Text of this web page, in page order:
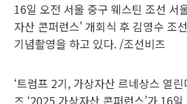
16일 오전 서울 중구 웨스틴 조선 서
자산 콘퍼런스' 개회식 후 김영수 조
기념촬영을 하고 있다. /조선비즈
‘트럼프 2기, 가상자산 르네상스 열
즈 ‘2025 가상자산 콘퍼런스’가 16